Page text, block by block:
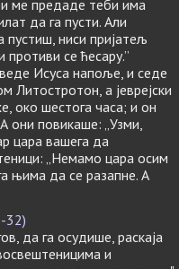
ме предаде теби има
да га пусти. Али
пустиш, ниси пријатељ
противи се ћесару.”
Исуса напоље, и седе
Литостротон, а јеврејски
око шестога часа; и он
они повикаше: „Узми,
цара вашега да
„Немамо цара осим
њима да се разапне. А
32)
да га осудише, раскаја
и